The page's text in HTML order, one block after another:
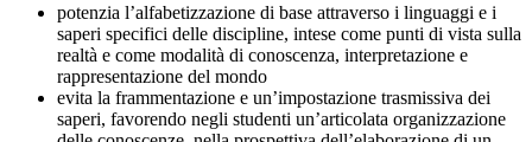
potenzia l’alfabetizzazione di base attraverso i linguaggi e i
saperi specifici delle discipline, intese come punti di vista sulla
realtà e come modalità di conoscenza, interpretazione e
rappresentazione del mondo
evita la frammentazione e un’impostazione trasmissiva dei
saperi, favorendo negli studenti un’articolata organizzazione